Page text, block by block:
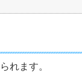
れます。